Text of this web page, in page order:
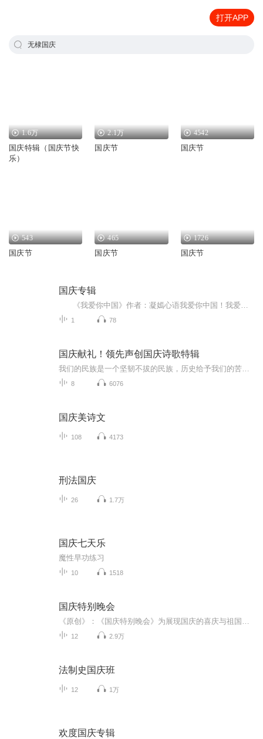
打开APP
无棣国庆
1.6万
国庆特辑（国庆节快
乐）
2.1万
国庆节
4542
国庆节
543
国庆节
465
国庆节
1726
国庆节
国庆专辑
1 78
国庆献礼！领先声创国庆诗歌特辑
8 6076
国庆美诗文
108 4173
刑法国庆
26 1.7万
国庆七天乐
魔性早功练习
10 1518
国庆特别晚会
12 2.9万
法制史国庆班
12 1万
欢度国庆专辑